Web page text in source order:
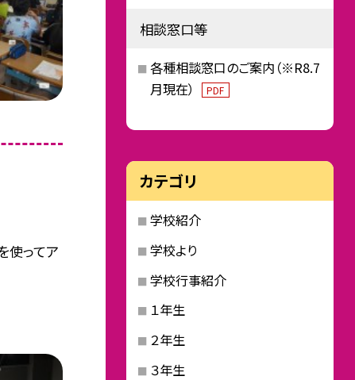
使ってア
相談窓口等
各種相談窓口のご案内（※R8.7
月現在）
PDF
カテゴリ
学校紹介
学校より
学校行事紹介
１年生
２年生
３年生